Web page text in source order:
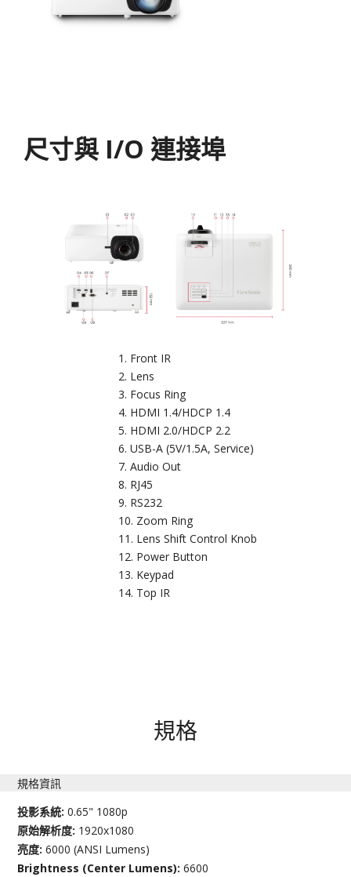
尺寸與 I/O 連接埠
Front IR
Lens
Focus Ring
HDMI 1.4/HDCP 1.4
HDMI 2.0/HDCP 2.2
USB-A (5V/1.5A, Service)
Audio Out
RJ45
RS232
Zoom Ring
Lens Shift Control Knob
Power Button
Keypad
Top IR
規格
規格資訊
投影系統:0.65" 1080p
原始解析度: 1920x1080
亮度:6000 (ANSI Lumens)
Brightness (Center Lumens):6600